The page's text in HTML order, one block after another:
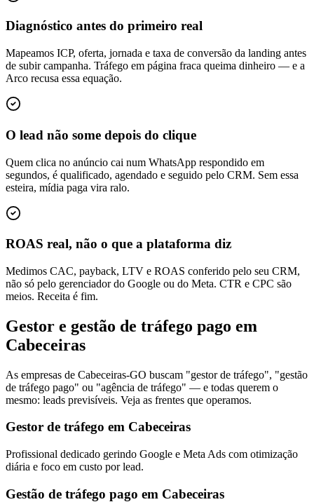
Diagnóstico antes do primeiro real
Mapeamos ICP, oferta, jornada e taxa de conversão da landing antes
de subir campanha. Tráfego em página fraca queima dinheiro — e a
Arco recusa essa equação.
O lead não some depois do clique
Quem clica no anúncio cai num WhatsApp respondido em
segundos, é qualificado, agendado e seguido pelo CRM. Sem essa
esteira, mídia paga vira ralo.
ROAS real, não o que a plataforma diz
Medimos CAC, payback, LTV e ROAS conferido pelo seu CRM,
não só pelo gerenciador do Google ou do Meta. CTR e CPC são
meios. Receita é fim.
Gestor e gestão de tráfego pago em
Cabeceiras
As empresas de Cabeceiras-GO buscam "gestor de tráfego", "gestão
de tráfego pago" ou "agência de tráfego" — e todas querem o
mesmo: leads previsíveis. Veja as frentes que operamos.
Gestor de tráfego em Cabeceiras
Profissional dedicado gerindo Google e Meta Ads com otimização
diária e foco em custo por lead.
Gestão de tráfego pago em Cabeceiras